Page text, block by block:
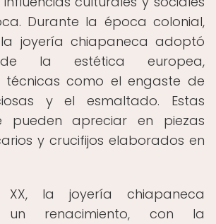
Durante la época colonial,
joyería chiapaneca adoptó
de la estética europea,
técnicas como el engaste de
y el esmaltado. Estas
pueden apreciar en piezas
y crucifijos elaborados en
la joyería chiapaneca
un renacimiento, con la